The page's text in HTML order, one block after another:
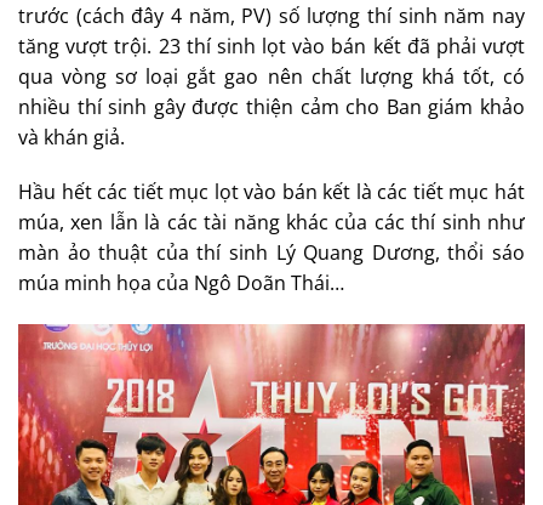
trước (cách đây 4 năm, PV) số lượng thí sinh năm nay
tăng vượt trội. 23 thí sinh lọt vào bán kết đã phải vượt
qua vòng sơ loại gắt gao nên chất lượng khá tốt, có
nhiều thí sinh gây được thiện cảm cho Ban giám khảo
và khán giả.
Hầu hết các tiết mục lọt vào bán kết là các tiết mục hát
múa, xen lẫn là các tài năng khác của các thí sinh như
màn ảo thuật của thí sinh Lý Quang Dương, thổi sáo
múa minh họa của Ngô Doãn Thái…